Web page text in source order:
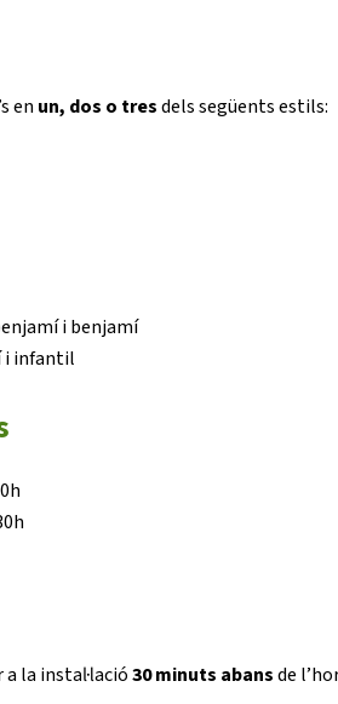
en un, dos o tresdels següents estils:
i benjamí
i infantil
a la instal·lació30 minuts abansde